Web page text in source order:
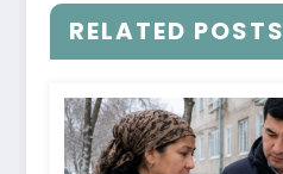
RELATED POSTS